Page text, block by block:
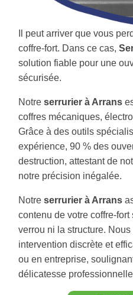
Il peut arriver que vous
coffre-fort. Dans ce cas,
solution fiable pour une
sécurisée.
Notre serrurier à Arrans
coffres mécaniques,
Grâce à des outils
expérience, 90 % des
destruction, attestant de
notre précision inégalée.
Notre serrurier à Arrans
contenu de votre coffre-
verrou ni la structure.
intervention discrète et
ou en entreprise,
délicatesse